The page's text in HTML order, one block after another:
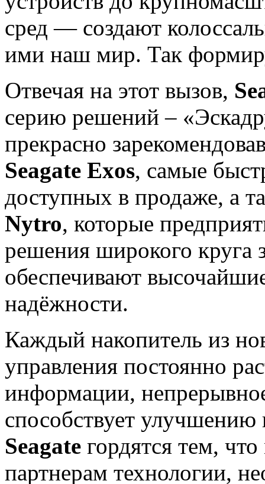
сред — создают
ими наш мир. Так
Отвечая на этот вызов,
серию решений –
прекрасно
Seagate Exos, самые
доступных в продаже, а
Nytro, которые
решения широкого круга
обеспечивают
надёжности.
Каждый накопитель из
управления постоянно
информации,
способствует
Seagate гордятся тем,
партнерам технологии,